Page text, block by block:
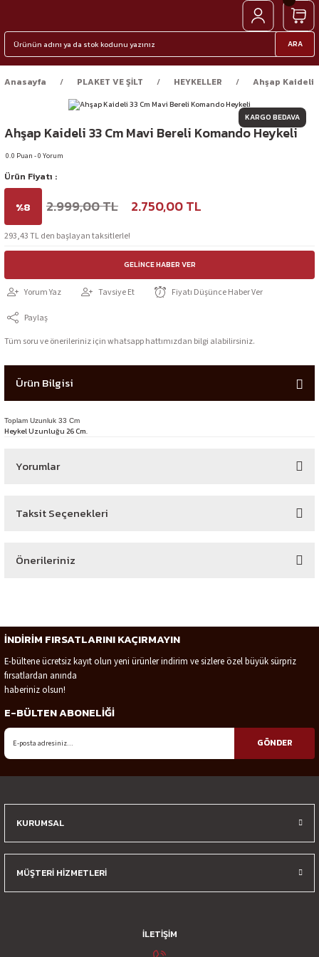
ARA
Anasayfa PLAKET VE ŞİLT HEYKELLER Ahşap Kaideli
KARGO BEDAVA
Ahşap Kaideli 33 Cm Mavi Bereli Komando Heykeli
0.0 Puan - 0 Yorum
Ürün Fiyatı :
%8 2.999,00 TL 2.750,00 TL
293,43 TL den başlayan taksitlerle!
GELINCE HABER VER
Yorum Yaz Tavsiye Et Fiyatı Düşünce Haber Ver
Paylaş
Tüm soru ve önerileriniz için whatsapp hattımızdan bilgi alabilirsiniz.
Ürün Bilgisi
Toplam Uzunluk 33 Cm
Heykel Uzunluğu 26 Cm.
Yorumlar
Taksit Seçenekleri
Önerileriniz
iletebilirsiniz.
Görüş ve önerileriniz için teşekkür ederiz.
Ürün resmi kalitesiz, bozuk veya görüntülenemiyor.
Ürün açıklamasında eksik bilgiler bulunuyor.
Ürün bilgilerinde hatalar bulunuyor.
İNDİRİM FIRSATLARINI KAÇIRMAYIN
E-bültene ücretsiz kayıt olun yeni ürünler indirim ve sizlere özel büyük sürpriz
fırsatlardan anında
haberiniz olsun!
E-BÜLTEN ABONELİĞİ
GÖNDER
KURUMSAL
MÜŞTERİ HİZMETLERİ
İLETİŞİM